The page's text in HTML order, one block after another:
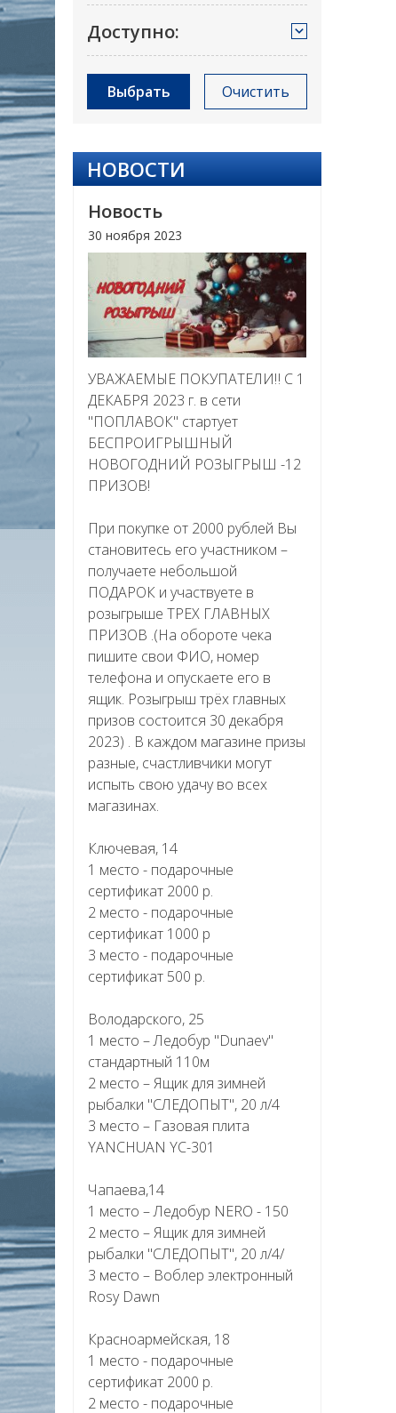
Доступно:
Выбрать Очистить
НОВОСТИ
Новость
30 ноября 2023
УВАЖАЕМЫЕ ПОКУПАТЕЛИ‼ С 1
ДЕКАБРЯ 2023 г. в сети
"ПОПЛАВОК" стартует
БЕСПРОИГРЫШНЫЙ
НОВОГОДНИЙ РОЗЫГРЫШ -12
ПРИЗОВ!
При покупке от 2000 рублей Вы
становитесь его участником –
получаете небольшой
ПОДАРОК и участвуете в
розыгрыше ТРЕХ ГЛАВНЫХ
ПРИЗОВ .(На обороте чека
пишите свои ФИО, номер
телефона и опускаете его в
ящик. Розыгрыш трёх главных
призов состоится 30 декабря
2023) . В каждом магазине призы
разные, счастливчики могут
испыть свою удачу во всех
магазинах.
Ключевая, 14
1 место - подарочные
сертификат 2000 р.
2 место - подарочные
сертификат 1000 р
3 место - подарочные
сертификат 500 р.
Володарского, 25
1 место – Ледобур "Dunaev"
стандартный 110м
2 место – Ящик для зимней
рыбалки "СЛЕДОПЫТ", 20 л/4
3 место – Газовая плита
YANCHUAN YC-301
Чапаева,14
1 место – Ледобур NERO - 150
2 место – Ящик для зимней
рыбалки "СЛЕДОПЫТ", 20 л/4/
3 место – Воблер электронный
Rosy Dawn
Красноармейская, 18
1 место - подарочные
сертификат 2000 р.
2 место - подарочные